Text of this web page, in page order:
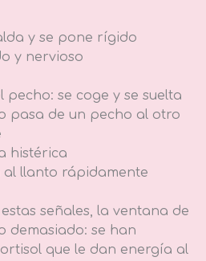
y se pone rígido
y nervioso
pecho: se coge y se suelta
pasa de un pecho al otro
histérica
al llanto rápidamente
señales, la ventana de
demasiado: se han
que le dan energía al